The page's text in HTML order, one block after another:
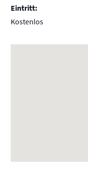
Eintritt:
Kostenlos